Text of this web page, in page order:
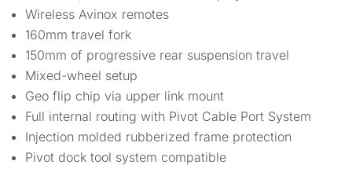
Wireless Avinox remotes
160mm travel fork
150mm of progressive rear suspension travel
Mixed-wheel setup
Geo flip chip via upper link mount
Full internal routing with Pivot Cable Port System
Injection molded rubberized frame protection
Pivot dock tool system compatible